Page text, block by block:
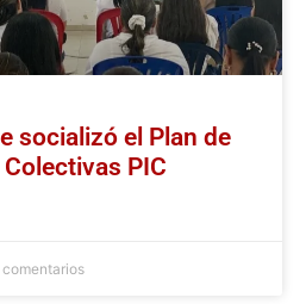
socializó el Plan de
PIC